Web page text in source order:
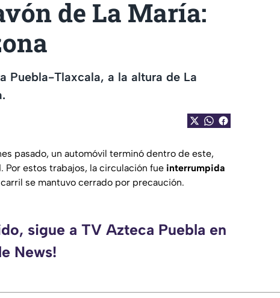
de La María:
Puebla-Tlaxcala, a la altura de La
pasado, un automóvil terminó dentro de este,
Por estos trabajos, la circulación fue interrumpida
se mantuvo cerrado por precaución.
sigue a TV Azteca Puebla en
News!